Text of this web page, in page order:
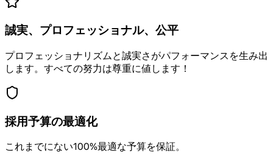
誠実、プロフェッショナル、公平
プロフェッショナリズムと誠実さがパフォーマンスを生み出
します。すべての努力は尊重に値します！
採用予算の最適化
これまでにない100%最適な予算を保証。